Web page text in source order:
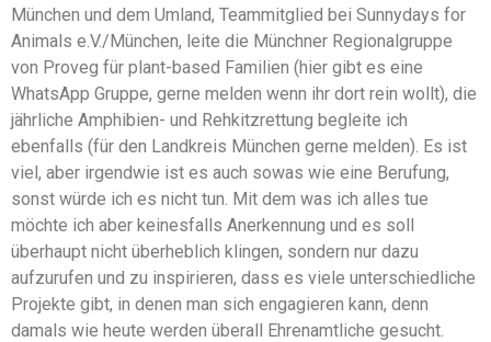
München und dem Umland, Teammitglied bei Sunnydays for
Animals e.V./München, leite die Münchner Regionalgruppe
von Proveg für plant-based Familien (hier gibt es eine
WhatsApp Gruppe, gerne melden wenn ihr dort rein wollt), die
jährliche Amphibien- und Rehkitzrettung begleite ich
ebenfalls (für den Landkreis München gerne melden). Es ist
viel, aber irgendwie ist es auch sowas wie eine Berufung,
sonst würde ich es nicht tun. Mit dem was ich alles tue
möchte ich aber keinesfalls Anerkennung und es soll
überhaupt nicht überheblich klingen, sondern nur dazu
aufzurufen und zu inspirieren, dass es viele unterschiedliche
Projekte gibt, in denen man sich engagieren kann, denn
damals wie heute werden überall Ehrenamtliche gesucht.